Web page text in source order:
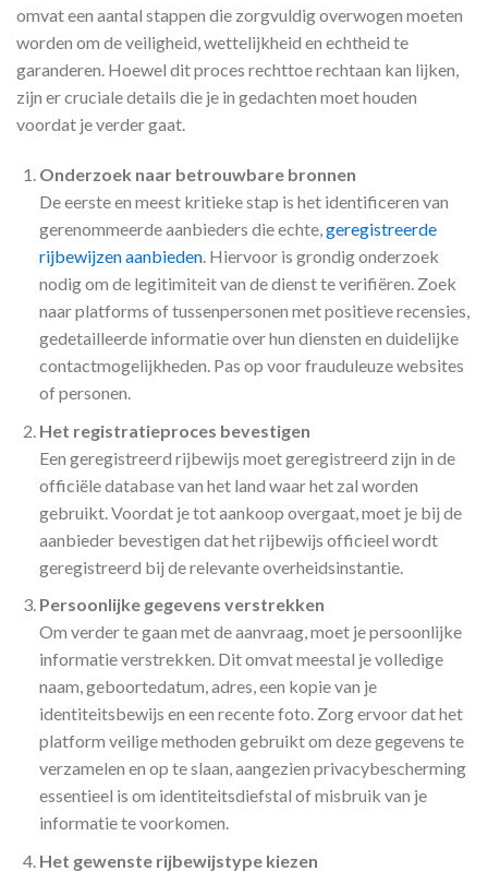
omvat een aantal stappen die zorgvuldig overwogen moeten
worden om de veiligheid, wettelijkheid en echtheid te
garanderen. Hoewel dit proces rechttoe rechtaan kan lijken,
zijn er cruciale details die je in gedachten moet houden
voordat je verder gaat.
Onderzoek naar betrouwbare bronnen
De eerste en meest kritieke stap is het identificeren van
gerenommeerde aanbieders die echte,geregistreerde
rijbewijzen aanbieden. Hiervoor is grondig onderzoek
nodig om de legitimiteit van de dienst te verifiëren. Zoek
naar platforms of tussenpersonen met positieve recensies,
gedetailleerde informatie over hun diensten en duidelijke
contactmogelijkheden. Pas op voor frauduleuze websites
of personen.
Het registratieproces bevestigen
Een geregistreerd rijbewijs moet geregistreerd zijn in de
officiële database van het land waar het zal worden
gebruikt. Voordat je tot aankoop overgaat, moet je bij de
aanbieder bevestigen dat het rijbewijs officieel wordt
geregistreerd bij de relevante overheidsinstantie.
Persoonlijke gegevens verstrekken
Om verder te gaan met de aanvraag, moet je persoonlijke
informatie verstrekken. Dit omvat meestal je volledige
naam, geboortedatum, adres, een kopie van je
identiteitsbewijs en een recente foto. Zorg ervoor dat het
platform veilige methoden gebruikt om deze gegevens te
verzamelen en op te slaan, aangezien privacybescherming
essentieel is om identiteitsdiefstal of misbruik van je
informatie te voorkomen.
Het gewenste rijbewijstype kiezen